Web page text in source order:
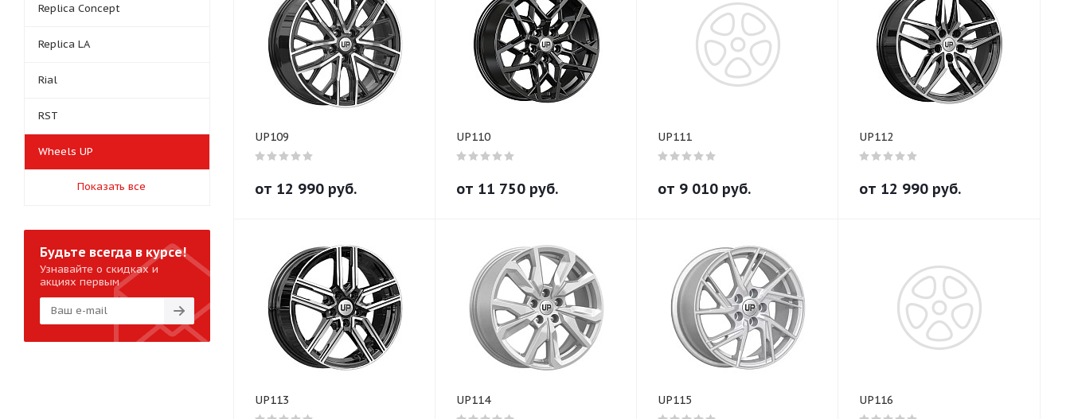
UP109
от 12 990 руб.
UP110
от 11 750 руб.
UP111
от 9 010 руб.
UP112
от 12 990 руб.
UP113 UP114 UP115 UP116
Replica Concept
Replica LA
Rial
RST
Wheels UP
Показать все
Будьте всегда в курсе!
Узнавайте о скидках и
акциях первым